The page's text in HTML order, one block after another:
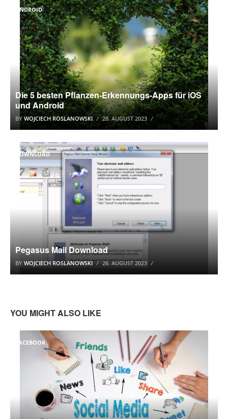
ANDROID
Die 5 besten Pflanzen-Erkennungs-Apps für iOS
und Android
BY WOJCIECH ROSLANOWSKI 28. AUGUST 2023
DOWNLOAD
Pegasus Mail Download
BY WOJCIECH ROSLANOWSKI 26. AUGUST 2023
YOU MIGHT ALSO LIKE
FACEBOOK